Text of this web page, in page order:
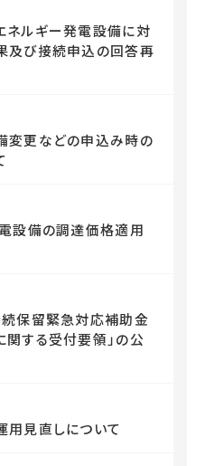
ネルギー発電設備に対
及び接続申込の回答再
変更などの申込み時の
設備の調達価格適用
続保留緊急対応補助金
する受付要領」の公
用見直しについて